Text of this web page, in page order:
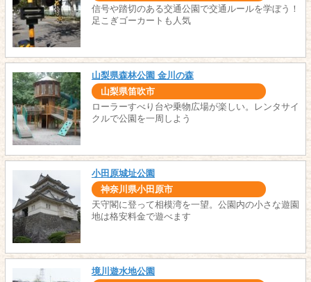
信号や踏切のある交通公園で交通ルールを学ぼう！
足こぎゴーカートも人気
山梨県森林公園 金川の森
山梨県笛吹市
ローラーすべり台や乗物広場が楽しい。レンタサイ
クルで公園を一周しよう
小田原城址公園
神奈川県小田原市
天守閣に登って相模湾を一望。公園内の小さな遊園
地は格安料金で遊べます
境川遊水地公園